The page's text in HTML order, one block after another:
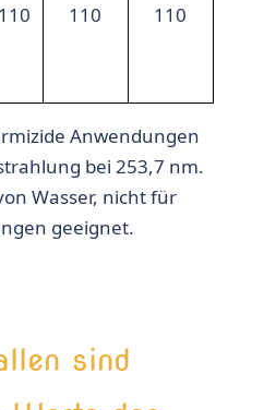
110
110
Anwendungen
bei 253,7 nm.
Wasser, nicht für
geeignet.
sind